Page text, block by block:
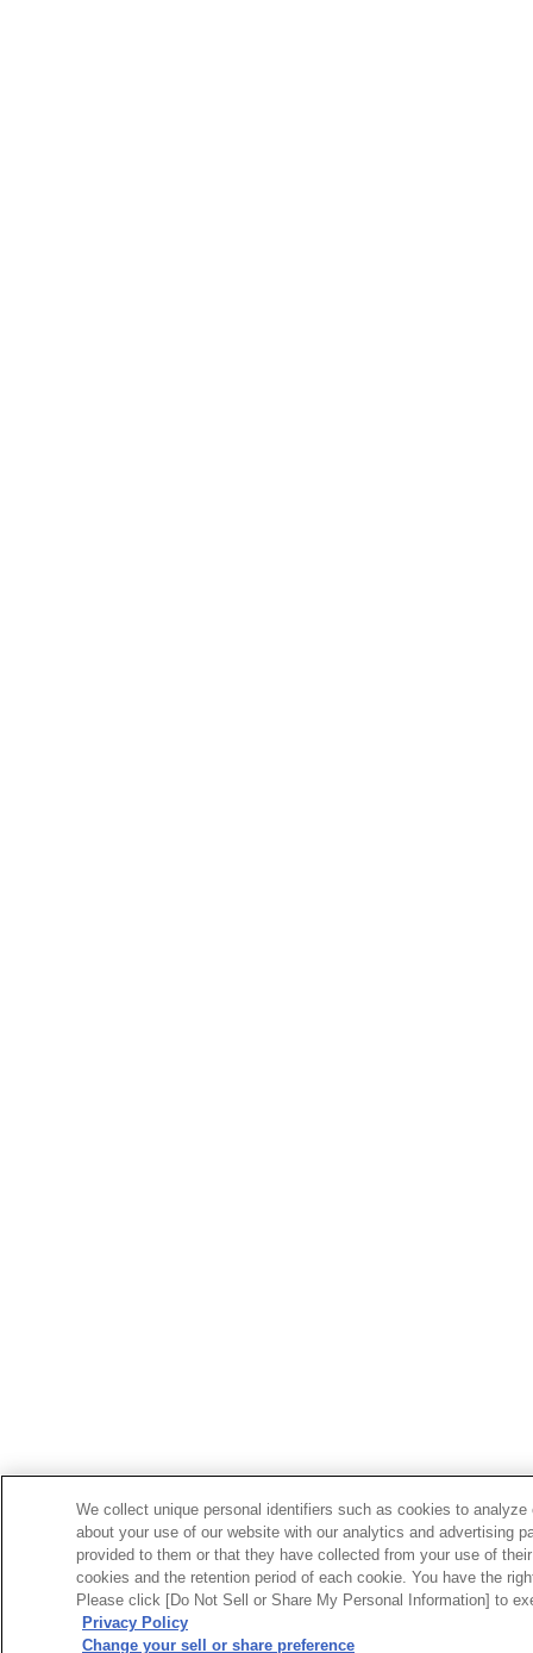
We collect unique personal identifiers such as cookies to
about your use of our website with our analytics and advertising
provided to them or that they have collected from your use of
cookies and the retention period of each cookie. You have the
Please click [Do Not Sell or Share My Personal Information] to
Privacy Policy
Change your sell or share preference